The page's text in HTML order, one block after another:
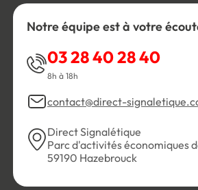
Notre équipe est à votre
03 28 40 28 40
8h à 18h
contact@direct-
Direct Signalétique
Parc d'activités économiques
59190 Hazebrouck